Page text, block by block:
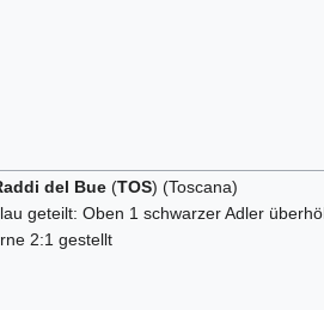
del Bue(TOS) (Toscana)
geteilt: Oben 1 schwarzer Adler
2:1 gestellt